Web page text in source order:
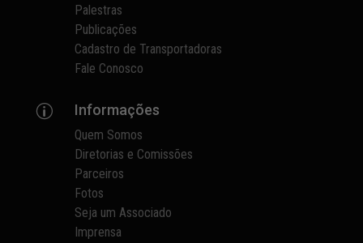
Palestras
Publicações
Cadastro de Transportadoras
Fale Conosco
p Informações
Quem Somos
Diretorias e Comissões
Parceiros
Fotos
Seja um Associado
Imprensa